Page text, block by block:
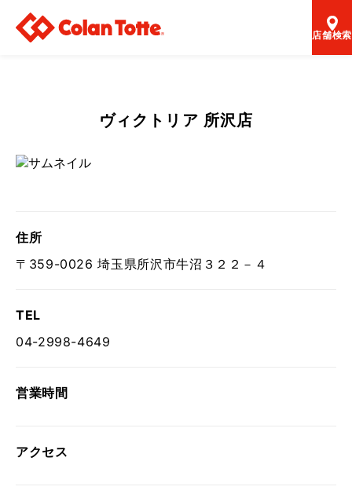
店舗検索
ヴィクトリア 所沢店
住所
〒359-0026 埼玉県所沢市牛沼３２２－４
TEL
04-2998-4649
営業時間
アクセス